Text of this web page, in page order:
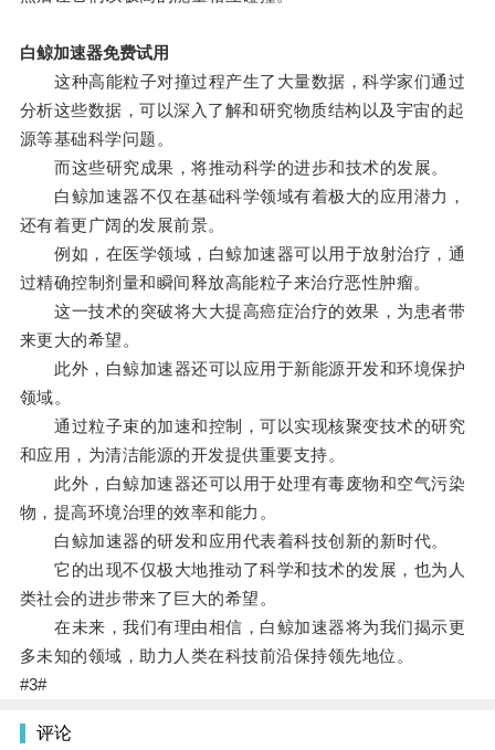
白鲸加速器免费试用
这种高能粒子对撞过程产生了大量数据，科学家们通过
分析这些数据，可以深入了解和研究物质结构以及宇宙的起
源等基础科学问题。
而这些研究成果，将推动科学的进步和技术的发展。
白鲸加速器不仅在基础科学领域有着极大的应用潜力，
还有着更广阔的发展前景。
例如，在医学领域，白鲸加速器可以用于放射治疗，通
过精确控制剂量和瞬间释放高能粒子来治疗恶性肿瘤。
这一技术的突破将大大提高癌症治疗的效果，为患者带
来更大的希望。
此外，白鲸加速器还可以应用于新能源开发和环境保护
领域。
通过粒子束的加速和控制，可以实现核聚变技术的研究
和应用，为清洁能源的开发提供重要支持。
此外，白鲸加速器还可以用于处理有毒废物和空气污染
物，提高环境治理的效率和能力。
白鲸加速器的研发和应用代表着科技创新的新时代。
它的出现不仅极大地推动了科学和技术的发展，也为人
类社会的进步带来了巨大的希望。
在未来，我们有理由相信，白鲸加速器将为我们揭示更
多未知的领域，助力人类在科技前沿保持领先地位。
#3#
评论